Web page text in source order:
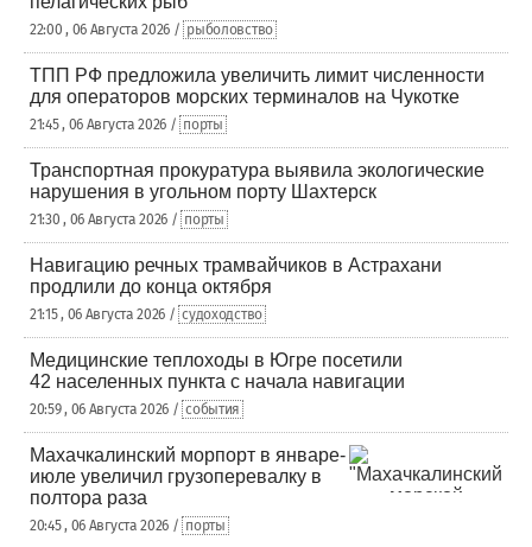
22:00 , 06 Августа 2026 / рыболовство
ТПП РФ предложила увеличить лимит численности
для операторов морских терминалов на Чукотке
21:45 , 06 Августа 2026 / порты
Транспортная прокуратура выявила экологические
нарушения в угольном порту Шахтерск
21:30 , 06 Августа 2026 / порты
Навигацию речных трамвайчиков в Астрахани
продлили до конца октября
21:15 , 06 Августа 2026 / судоходство
Медицинские теплоходы в Югре посетили
42 населенных пункта с начала навигации
20:59 , 06 Августа 2026 / события
Махачкалинский морпорт в январе-
июле увеличил грузоперевалку в
полтора раза
20:45 , 06 Августа 2026 / порты